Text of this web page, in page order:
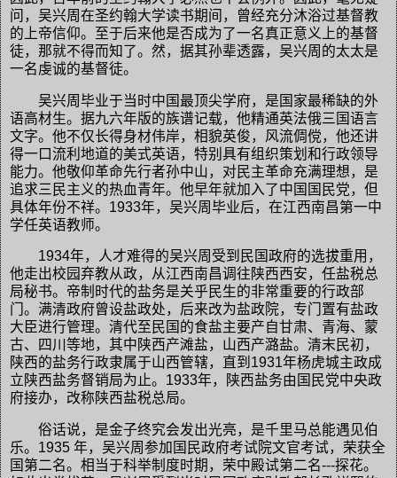
问，吴兴周在圣约翰大学读书期间，曾经充分沐浴过基督教
的上帝信仰。至于后来他是否成为了一名真正意义上的基督
徒，那就不得而知了。然，据其孙辈透露，吴兴周的太太是
一名虔诚的基督徒。
吴兴周毕业于当时中国最顶尖学府，是国家最稀缺的外
语高材生。据九六年版的族谱记载，他精通英法俄三国语言
文字。他不仅长得身材伟岸，相貌英俊，风流倜傥，他还讲
得一口流利地道的美式英语，特别具有组织策划和行政领导
能力。他敬仰革命先行者孙中山，对民主革命充满理想，是
追求三民主义的热血青年。他早年就加入了中国国民党，但
具体年份不祥。1933年，吴兴周毕业后，在江西南昌第一中
学任英语教师。
1934年，人才难得的吴兴周受到民国政府的选拔重用，
他走出校园弃教从政，从江西南昌调往陕西西安，任盐税总
局秘书。帝制时代的盐务是关乎民生的非常重要的行政部
门。满清政府曾设盐政处，后来改为盐政院，专门置有盐政
大臣进行管理。清代至民国的食盐主要产自甘肃、青海、蒙
古、四川等地，其中陕西产滩盐，山西产潞盐。清末民初，
陕西的盐务行政隶属于山西管辖，直到1931年杨虎城主政成
立陕西盐务督销局为止。1933年，陕西盐务由国民党中央政
府接办，改称陕西盐税总局。
俗话说，是金子终究会发出光亮，是千里马总能遇见伯
乐。1935 年，吴兴周参加国民政府考试院文官考试，荣获全
国第二名。相当于科举制度时期，荣中殿试第二名---探花。